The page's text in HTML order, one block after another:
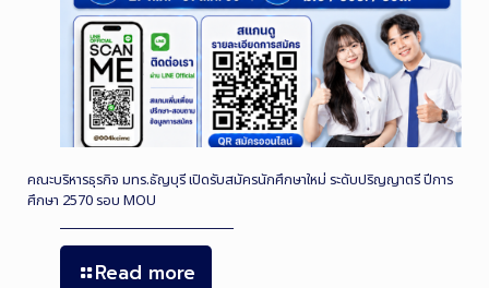
คณะบริหารธุรกิจ มทร.ธัญบุรี เปิดรับสมัครนักศึกษาใหม่ ระดับปริญญาตรี ปีการ
ศึกษา 2570 รอบ MOU
Read more